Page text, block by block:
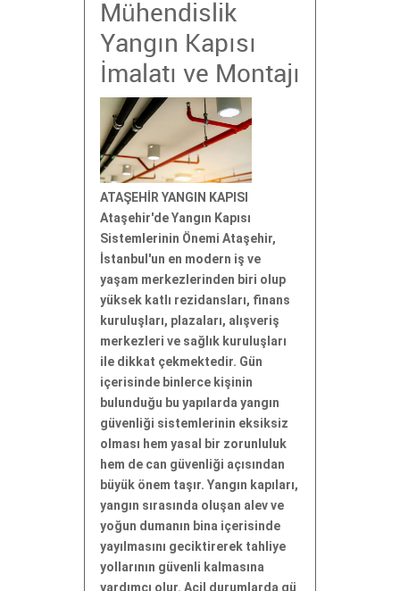
Mühendislik
Yangın Kapısı
İmalatı ve Montajı
ATAŞEHİR YANGIN KAPISI
Ataşehir'de Yangın Kapısı
Sistemlerinin Önemi Ataşehir,
İstanbul'un en modern iş ve
yaşam merkezlerinden biri olup
yüksek katlı rezidansları, finans
kuruluşları, plazaları, alışveriş
merkezleri ve sağlık kuruluşları
ile dikkat çekmektedir. Gün
içerisinde binlerce kişinin
bulunduğu bu yapılarda yangın
güvenliği sistemlerinin eksiksiz
olması hem yasal bir zorunluluk
hem de can güvenliği açısından
büyük önem taşır. Yangın kapıları,
yangın sırasında oluşan alev ve
yoğun dumanın bina içerisinde
yayılmasını geciktirerek tahliye
yollarının güvenli kalmasına
yardımcı olur. Acil durumlarda gü